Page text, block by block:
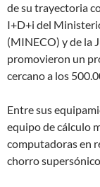
de su trayectoria
I+D+i del
(MINECO) y de la
promovieron un
cercano a los
Entre sus
equipo de cálculo
computadoras en
chorro